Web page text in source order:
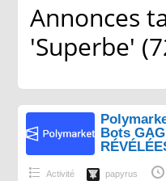
Annonces
'Superbe'
Bots
Activité papyrus